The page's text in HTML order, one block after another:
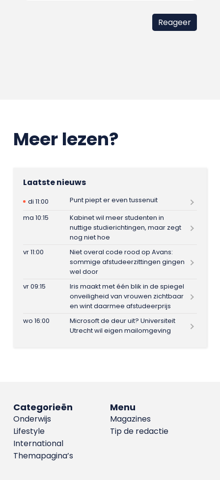
Meer lezen?
Laatste nieuws
di 11:00
Punt piept er even tussenuit
ma 10:15
Kabinet wil meer studenten in
nuttige studierichtingen, maar zegt
nog niet hoe
vr 11:00
Niet overal code rood op Avans:
sommige afstudeerzittingen gingen
wel door
vr 09:15
Iris maakt met één blik in de spiegel
onveiligheid van vrouwen zichtbaar
en wint daarmee afstudeerprijs
wo 16:00
Microsoft de deur uit? Universiteit
Utrecht wil eigen mailomgeving
Menu
Magazines
Tip de redactie
Categorieën
Onderwijs
Lifestyle
International
Themapagina’s